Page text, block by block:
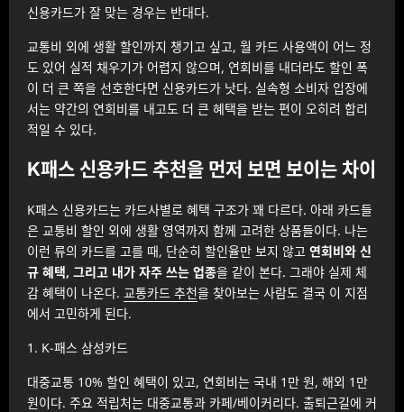
신용카드가 잘 맞는 경우는 반대다.
교통비 외에 생활 할인까지 챙기고 싶고, 월 카드 사용액이 어느 정
도 있어 실적 채우기가 어렵지 않으며, 연회비를 내더라도 할인 폭
이 더 큰 쪽을 선호한다면 신용카드가 낫다. 실속형 소비자 입장에
서는 약간의 연회비를 내고도 더 큰 혜택을 받는 편이 오히려 합리
적일 수 있다.
K패스 신용카드 추천을 먼저 보면 보이는 차이
K패스 신용카드는 카드사별로 혜택 구조가 꽤 다르다. 아래 카드들
은 교통비 할인 외에 생활 영역까지 함께 고려한 상품들이다. 나는
이런 류의 카드를 고를 때, 단순히 할인율만 보지 않고 연회비와 신
규 혜택, 그리고 내가 자주 쓰는 업종을 같이 본다. 그래야 실제 체
감 혜택이 나온다. 교통카드 추천을 찾아보는 사람도 결국 이 지점
에서 고민하게 된다.
1. K-패스 삼성카드
대중교통 10% 할인 혜택이 있고, 연회비는 국내 1만 원, 해외 1만
원이다. 주요 적립처는 대중교통과 카페/베이커리다. 출퇴근길에 커